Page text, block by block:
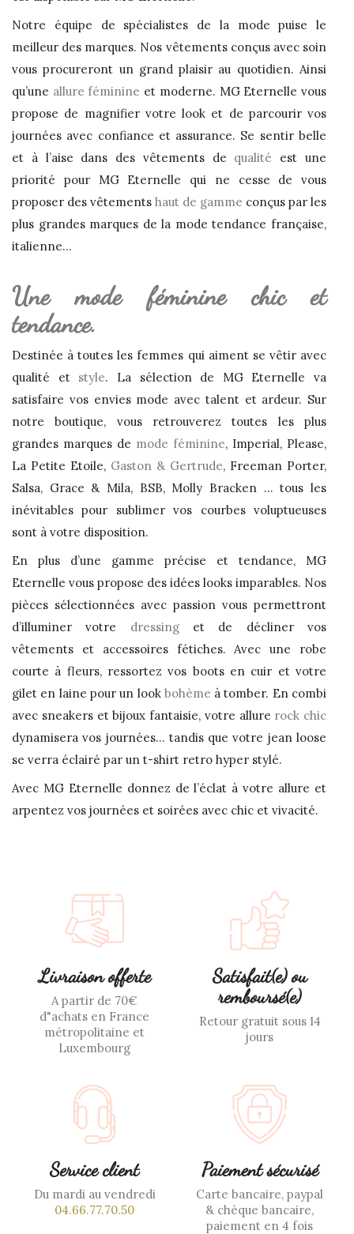
Notre équipe de spécialistes de la mode puise le
meilleur des marques. Nos vêtements conçus avec soin
vous procureront un grand plaisir au quotidien. Ainsi
qu’une allure féminine et moderne. MG Eternelle vous
propose de magnifier votre look et de parcourir vos
journées avec confiance et assurance. Se sentir belle
et à l’aise dans des vêtements de qualité est une
priorité pour MG Eternelle qui ne cesse de vous
proposer des vêtements haut de gamme conçus par les
plus grandes marques de la mode tendance française,
italienne…
Une mode féminine chic et
tendance.
Destinée à toutes les femmes qui aiment se vêtir avec
qualité et style. La sélection de MG Eternelle va
satisfaire vos envies mode avec talent et ardeur. Sur
notre boutique, vous retrouverez toutes les plus
grandes marques de mode féminine, Imperial, Please,
La Petite Etoile, Gaston & Gertrude, Freeman Porter,
Salsa, Grace & Mila, BSB, Molly Bracken … tous les
inévitables pour sublimer vos courbes voluptueuses
sont à votre disposition.
En plus d’une gamme précise et tendance, MG
Eternelle vous propose des idées looks imparables. Nos
pièces sélectionnées avec passion vous permettront
d’illuminer votre dressinget de décliner vos
vêtements et accessoires fétiches. Avec une robe
courte à fleurs, ressortez vos boots en cuir et votre
gilet en laine pour un look bohème à tomber. En combi
avec sneakers et bijoux fantaisie, votre allure rock chic
dynamisera vos journées… tandis que votre jean loose
se verra éclairé par un t-shirt retro hyper stylé.
Avec MG Eternelle donnez de l’éclat à votre allure et
arpentez vos journées et soirées avec chic et vivacité.
Livraison offerte
A partir de 70€
d"achats en France
métropolitaine et
Luxembourg
Satisfait(e) ou
remboursé(e)
Retour gratuit sous 14
jours
Service client
Du mardi au vendredi
04.66.77.70.50
Paiement sécurisé
Carte bancaire, paypal
& chèque bancaire,
paiement en 4 fois